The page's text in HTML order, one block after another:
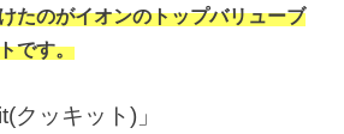
たのがイオンのトップバリューブ
です。
クッキット)」